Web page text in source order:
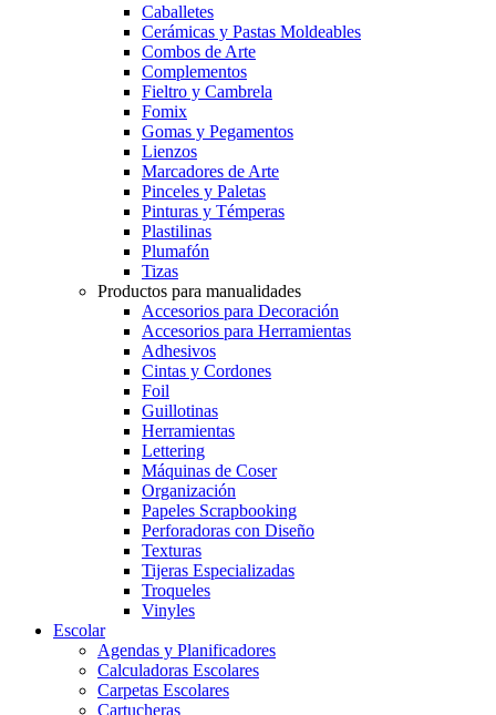
Caballetes
Cerámicas y Pastas Moldeables
Combos de Arte
Complementos
Fieltro y Cambrela
Fomix
Gomas y Pegamentos
Lienzos
Marcadores de Arte
Pinceles y Paletas
Pinturas y Témperas
Plastilinas
Plumafón
Tizas
Productos para manualidades
Accesorios para Decoración
Accesorios para Herramientas
Adhesivos
Cintas y Cordones
Foil
Guillotinas
Herramientas
Lettering
Máquinas de Coser
Organización
Papeles Scrapbooking
Perforadoras con Diseño
Texturas
Tijeras Especializadas
Troqueles
Vinyles
Escolar
Agendas y Planificadores
Calculadoras Escolares
Carpetas Escolares
Cartucheras